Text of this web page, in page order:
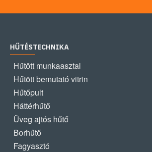
HŰTÉSTECHNIKA
Hűtött munkaasztal
Hűtött bemutató vitrin
Hűtőpult
Háttérhűtő
Üveg ajtós hűtő
Borhűtő
Fagyasztó